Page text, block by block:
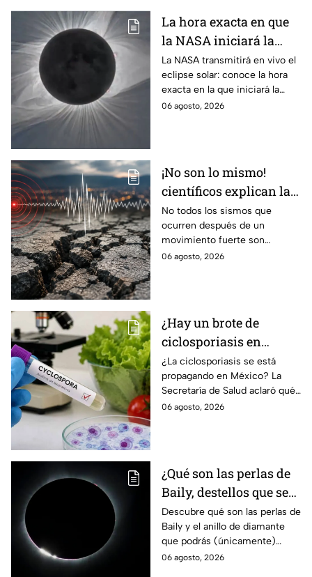
La hora exacta en que
la NASA iniciará la
transmisión en vivo
del eclipse solar
La NASA transmitirá en vivo el
eclipse solar: conoce la hora
exacta en la que iniciará la
cobertura para no perderte de
06 agosto, 2026
¡No son lo mismo!
científicos explican las
diferencias entre
enjambre sísmico y
réplicas
No todos los sismos que
ocurren después de un
movimiento fuerte son
réplicas. Científicos explican
06 agosto, 2026
¿Hay un brote de
ciclosporiasis en
México? Salud rompe
el silencio tras 33 casos
detectados
¿La ciclosporiasis se está
propagando en México? La
Secretaría de Salud aclaró qué
ocurre tras la detección de 33
06 agosto, 2026
¿Qué son las perlas de
Baily, destellos que se
podrán ver
ÚNICAMENTE durante
el eclipse solar 2026 del
12 de agosto?
Descubre qué son las perlas de
Baily y el anillo de diamante
que podrás (únicamente)
observar durante el eclipse
06 agosto, 2026